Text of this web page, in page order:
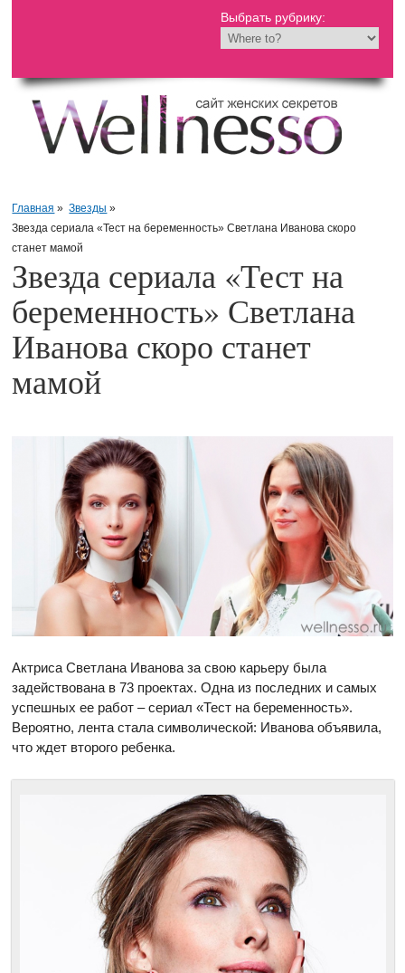
Выбрать рубрику:
Главная » Звезды »
Звезда сериала «Тест на беременность» Светлана Иванова скоро
станет мамой
Звезда сериала «Тест на
беременность» Светлана
Иванова скоро станет
мамой
Актриса Светлана Иванова за свою карьеру была
задействована в 73 проектах. Одна из последних и самых
успешных ее работ – сериал «Тест на беременность».
Вероятно, лента стала символической: Иванова объявила,
что ждет второго ребенка.